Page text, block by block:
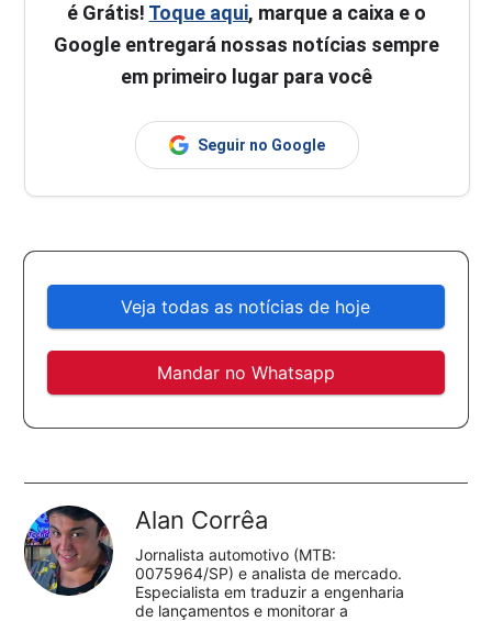
é Grátis! Toque aqui, marque a caixa e o
Google entregará nossas notícias sempre
em primeiro lugar para você
Seguir no Google
Veja todas as notícias de hoje
Mandar no Whatsapp
Alan Corrêa
Jornalista automotivo (MTB:
0075964/SP) e analista de mercado.
Especialista em traduzir a engenharia
de lançamentos e monitorar a